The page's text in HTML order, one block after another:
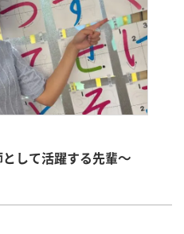
して活躍する先輩～